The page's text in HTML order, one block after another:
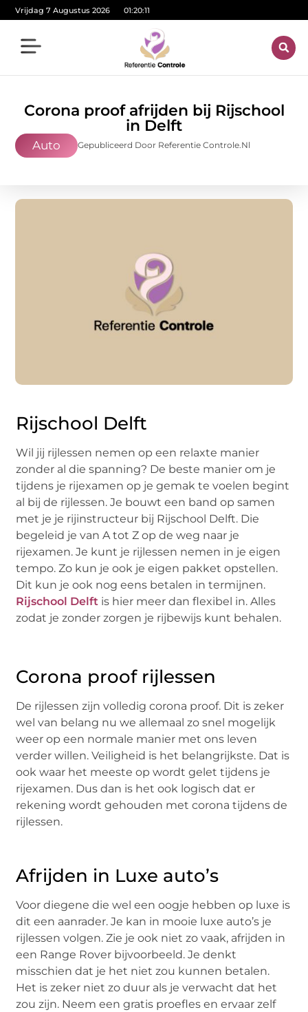
Vrijdag 7 Augustus 2026 01:20:12
Corona proof afrijden bij Rijschool
in Delft
Auto Gepubliceerd Door Referentie Controle.nl
Rijschool Delft
Wil jij rijlessen nemen op een relaxte manier
zonder al die spanning? De beste manier om je
tijdens je rijexamen op je gemak te voelen begint
al bij de rijlessen. Je bouwt een band op samen
met je je rijinstructeur bij Rijschool Delft. Die
begeleid je van A tot Z op de weg naar je
rijexamen. Je kunt je rijlessen nemen in je eigen
tempo. Zo kun je ook je eigen pakket opstellen.
Dit kun je ook nog eens betalen in termijnen.
Rijschool Delft is hier meer dan flexibel in. Alles
zodat je zonder zorgen je rijbewijs kunt behalen.
Corona proof rijlessen
De rijlessen zijn volledig corona proof. Dit is zeker
wel van belang nu we allemaal zo snel mogelijk
weer op een normale manier met ons leven
verder willen. Veiligheid is het belangrijkste. Dat is
ook waar het meeste op wordt gelet tijdens je
rijexamen. Dus dan is het ook logisch dat er
rekening wordt gehouden met corona tijdens de
rijlessen.
Afrijden in Luxe auto’s
Voor diegene die wel een oogje hebben op luxe is
dit een aanrader. Je kan in mooie luxe auto’s je
rijlessen volgen. Zie je ook niet zo vaak, afrijden in
een Range Rover bijvoorbeeld. Je denkt
misschien dat je het niet zou kunnen betalen.
Het is zeker niet zo duur als je verwacht dat het
zou zijn. Neem een gratis proefles en ervaar zelf